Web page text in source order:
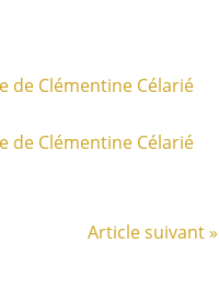
Article suivant »